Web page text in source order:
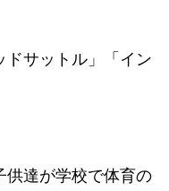
ドサットル」「イン
供達が学校で体育の